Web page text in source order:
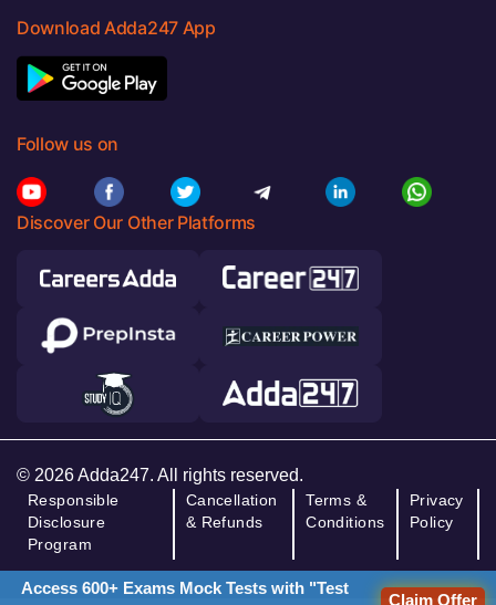
Download Adda247 App
Follow us on
Discover Our Other Platforms
© 2026 Adda247. All rights reserved.
Responsible
Disclosure
Program
Cancellation
& Refunds
Terms &
Conditions
Privacy
Policy
Access 600+ Exams Mock Tests with "Test
Claim Offer